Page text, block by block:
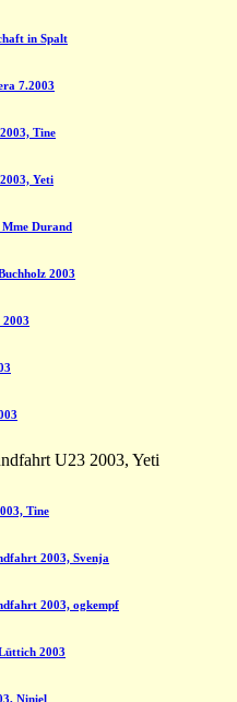
in Spalt
7.2003
Tine
Yeti
Mme Durand
2003
U23 2003, Yeti
Tine
2003, Svenja
2003, ogkempf
2003
Niniel